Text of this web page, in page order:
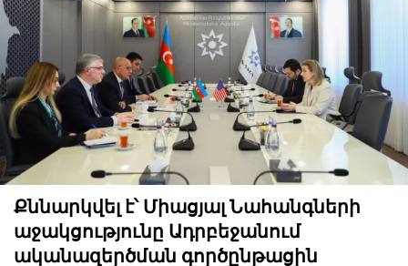
Քննարկվել է՝ Միացյալ Նահանգների
աջակցությունը Ադրբեջանում
ականազերծման գործընթացին